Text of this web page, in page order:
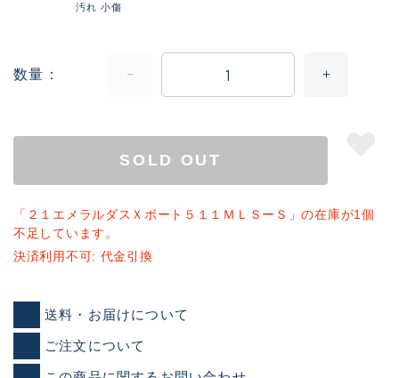
汚れ 小傷
数量
SOLD OUT
「２１エメラルダスＸボート５１１ＭＬＳーＳ」の在庫が1個
不足しています。
決済利用不可: 代金引換
送料・お届けについて
ご注文について